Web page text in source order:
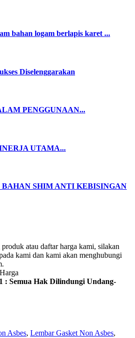
bahan logam berlapis karet ...
Diselenggarakan
PENGGUNAAN...
UTAMA...
SHIM ANTI KEBISINGAN
atau daftar harga kami, silakan
kami dan kami akan menghubungi
: Semua Hak Dilindungi Undang-
Asbes, Lembar Gasket Non Asbes,